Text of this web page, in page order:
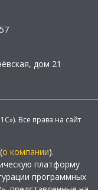
дом 21
Все права на сайт
о компании).
платформу
программных